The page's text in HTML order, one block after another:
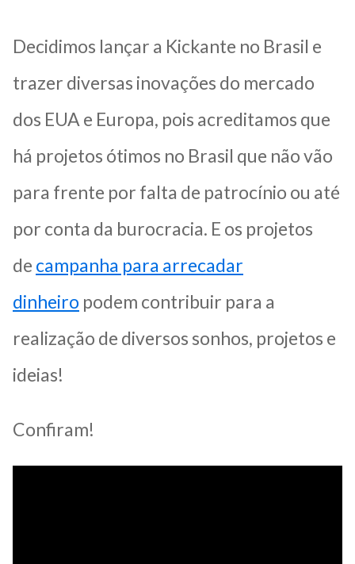
Decidimos lançar a Kickante no Brasil e
trazer diversas inovações do mercado
dos EUA e Europa, pois acreditamos que
há projetos ótimos no Brasil que não vão
para frente por falta de patrocínio ou até
por conta da burocracia. E os projetos
de campanha para arrecadar
dinheiro podem contribuir para a
realização de diversos sonhos, projetos e
ideias!
Confiram!